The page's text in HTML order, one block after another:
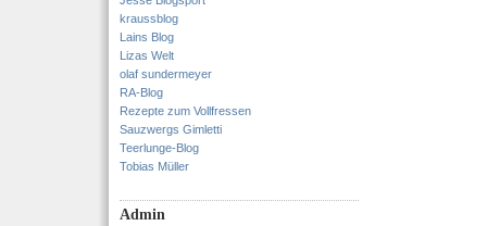
kraussblog
Lains Blog
Lizas Welt
olaf sundermeyer
RA-Blog
Rezepte zum Vollfressen
Sauzwergs Gimletti
Teerlunge-Blog
Tobias Müller
Admin